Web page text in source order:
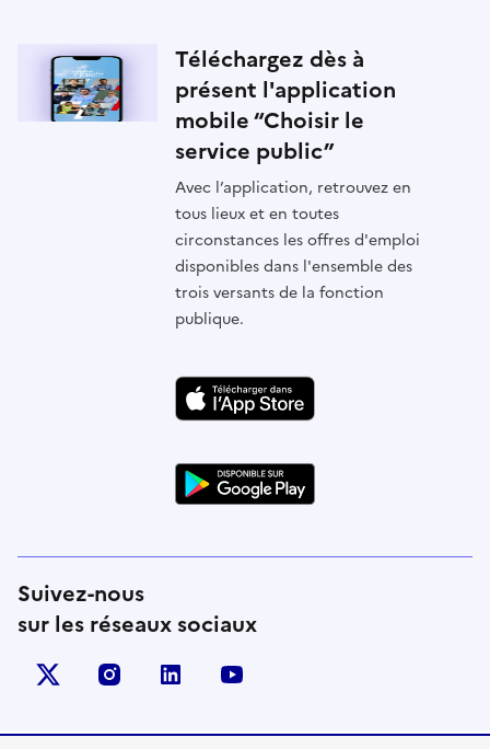
Téléchargez dès à
présent l'application
mobile “Choisir le
service public”
Avec l’application, retrouvez en
tous lieux et en toutes
circonstances les offres d'emploi
disponibles dans l'ensemble des
trois versants de la fonction
publique.
Suivez-nous
sur les réseaux sociaux
X (anciennement Twitter)
instagramlinkedin